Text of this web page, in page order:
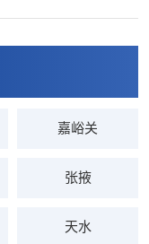
嘉峪关
张掖
天水